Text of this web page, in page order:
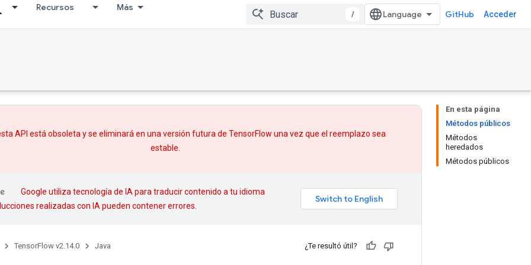
Recursos Más
/ GitHub Acceder
En esta página
Métodos públicos
Métodos
heredados
Métodos públicos
API está obsoleta y se eliminará en una versión futura de TensorFlow una vez que el reemplazo sea
estable.
Google utiliza tecnología de IA para traducir contenido a tu idioma
realizadas con IA pueden contener errores.
TensorFlow v2.14.0 Java ¿Te resultó útil?